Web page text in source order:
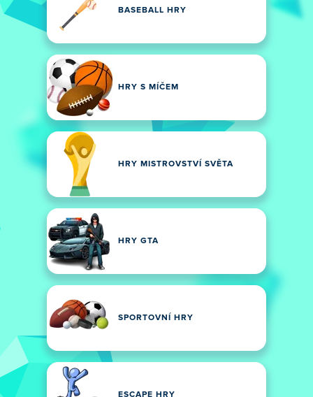
BASEBALL HRY
HRY S MÍČEM
HRY MISTROVSTVÍ SVĚTA
HRY GTA
SPORTOVNÍ HRY
ESCAPE HRY